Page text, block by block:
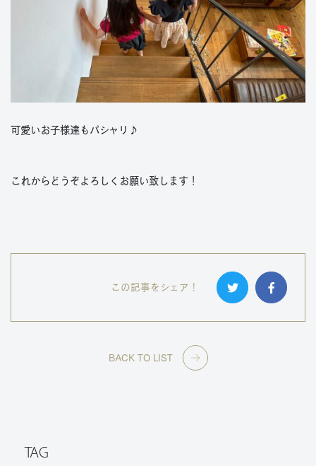
可愛いお子様達もパシャリ♪
これからどうぞよろしくお願い致します！
この記事をシェア！
BACK TO LIST
TAG